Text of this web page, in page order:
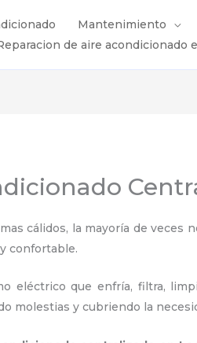
Mantenimiento
de aire acondicionado
cálidos, la mayoría de
confortable.
eléctrico que enfría, filtra,
molestias y cubriendo la